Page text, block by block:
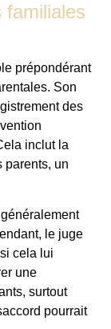
familiales
prépondérant
Son
des
inclut la
parents, un
le juge
cela lui
une
surtout
pourrait